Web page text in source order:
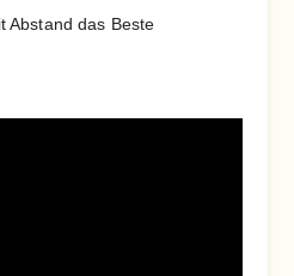
Abstand das Beste